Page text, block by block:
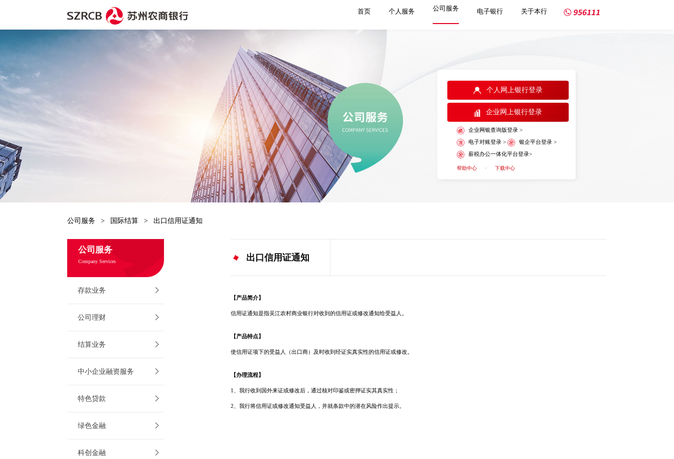
首页 个人服务 公司服务 电子银行 关于本行
个人网上银行登录
企业网上银行登录
企业网银查询版登录 >
电子对账登录 > 银企平台登录 >
薪税办公一体化平台登录>
帮助中心 · 下载中心
公司服务 > 国际结算 > 出口信用证通知
公司服务
Company Services
存款业务
公司理财
结算业务
中小企业融资服务
特色贷款
绿色金融
科创金融
出口信用证通知
【产品简介】
信用证通知是指吴江农村商业银行对收到的信用证或修改通知给受益人。
【产品特点】
使信用证项下的受益人（出口商）及时收到经证实真实性的信用证或修改。
【办理流程】
1、我行收到国外来证或修改后，通过核对印鉴或密押证实其真实性；
2、我行将信用证或修改通知受益人，并就条款中的潜在风险作出提示。